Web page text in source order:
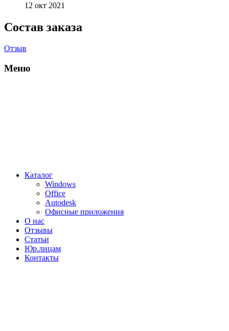
12 окт 2021
Состав заказа
Отзыв
Меню
Каталог
Windows
Office
Autodesk
Офисные приложения
О нас
Отзывы
Статьи
Юр.лицам
Контакты